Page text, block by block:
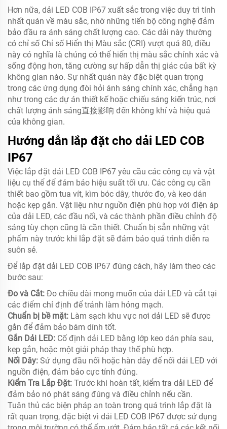
Hơn nữa, dải LED COB IP67 xuất sắc trong việc duy trì tính
nhất quán về màu sắc, nhờ những tiến bộ công nghệ đảm
bảo đầu ra ánh sáng chất lượng cao. Các dải này thường
có chỉ số Chỉ số Hiển thị Màu sắc (CRI) vượt quá 80, điều
này có nghĩa là chúng có thể hiển thị màu sắc chính xác và
sống động hơn, tăng cường sự hấp dẫn thị giác của bất kỳ
không gian nào. Sự nhất quán này đặc biệt quan trọng
trong các ứng dụng đòi hỏi ánh sáng chính xác, chẳng hạn
như trong các dự án thiết kế hoặc chiếu sáng kiến trúc, nơi
chất lượng ánh sáng直接影响 đến không khí và hiệu quả
của không gian.
Hướng dẫn lắp đặt cho dải LED COB
IP67
Việc lắp đặt dải LED COB IP67 yêu cầu các công cụ và vật
liệu cụ thể để đảm bảo hiệu suất tối ưu. Các công cụ cần
thiết bao gồm tua vít, kìm bóc dây, thước đo, và keo dán
hoặc kẹp gắn. Vật liệu như nguồn điện phù hợp với điện áp
của dải LED, các đầu nối, và các thành phần điều chỉnh độ
sáng tùy chọn cũng là cần thiết. Chuẩn bị sẵn những vật
phẩm này trước khi lắp đặt sẽ đảm bảo quá trình diễn ra
suôn sẻ.
Để lắp đặt dải LED COB IP67 đúng cách, hãy làm theo các
bước sau:
Đo và Cắt: Đo chiều dài mong muốn của dải LED và cắt tại
các điểm chỉ định để tránh làm hỏng mạch.
Chuẩn bị bề mặt: Làm sạch khu vực nơi dải LED sẽ được
gắn để đảm bảo bám dính tốt.
Gắn Dải LED: Cố định dải LED bằng lớp keo dán phía sau,
kẹp gắn, hoặc một giải pháp thay thế phù hợp.
Nối Dây: Sử dụng đầu nối hoặc hàn dây để nối dải LED với
nguồn điện, đảm bảo cực tính đúng.
Kiểm Tra Lắp Đặt: Trước khi hoàn tất, kiểm tra dải LED để
đảm bảo nó phát sáng đúng và điều chỉnh nếu cần.
Tuân thủ các biện pháp an toàn trong quá trình lắp đặt là
rất quan trọng, đặc biệt vì dải LED COB IP67 được sử dụng